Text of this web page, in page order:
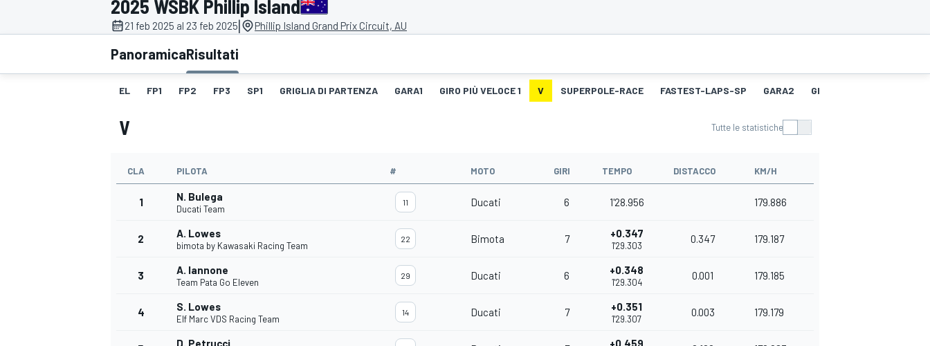
MOTOGP WEC
WRC
2025 WSBK Phillip Island
21 feb 2025 al 23 feb 2025| Phillip Island Grand Prix Circuit, AU
PanoramicaRisultati
EL FP1 FP2 FP3 SP1 GRIGLIA DI PARTENZA GARA1 GIRO PIÙ VELOCE 1 V SUPERPOLE-RACE FASTEST-LAPS-SP GARA2 GIRO PIÙ VELOCE 2
V Tutte le statistiche
CLA PILOTA # MOTO GIRI TEMPO DISTACCO KM/H
1 N. Bulega
Ducati Team
11 Ducati 6 1'28.956 179.886
2 A. Lowes
bimota by Kawasaki Racing Team
22 Bimota 7 +0.347
1'29.303
0.347 179.187
3 A. Iannone
Team Pata Go Eleven
29 Ducati 6 +0.348
1'29.304
0.001 179.185
4 S. Lowes
Elf Marc VDS Racing Team
14 Ducati 7 +0.351
1'29.307
0.003 179.179
D. Petrucci +0.459